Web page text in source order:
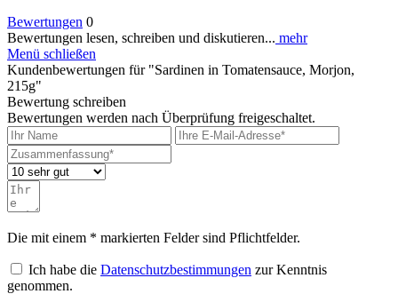
Bewertungen 0
Bewertungen lesen, schreiben und diskutieren... mehr
Menü schließen
Kundenbewertungen für "Sardinen in Tomatensauce, Morjon,
215g"
Bewertung schreiben
Bewertungen werden nach Überprüfung freigeschaltet.
Die mit einem * markierten Felder sind Pflichtfelder.
Ich habe die Datenschutzbestimmungen zur Kenntnis
genommen.